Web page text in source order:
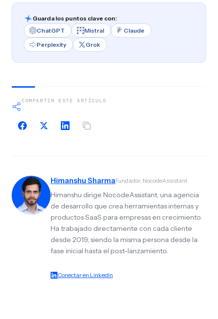
Guarda los puntos clave con:
ChatGPT
Mistral
Claude
Perplexity
Grok
COMPARTIR ESTE ARTÍCULO
Himanshu SharmaFundador, NocodeAssistant
Himanshu dirige NocodeAssistant, una agencia
de desarrollo que crea herramientas internas y
productos SaaS para empresas en crecimiento.
Ha trabajado directamente con cada cliente
desde 2019, siendo la misma persona desde la
fase inicial hasta el post-lanzamiento.
Conectar en LinkedIn